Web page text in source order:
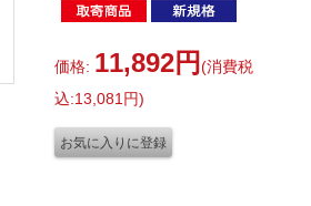
EHLG-10A型 Mサイズ
価格: 11,892円 (消費税
込:13,081円)